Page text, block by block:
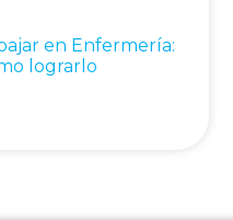
en Enfermería:
lograrlo